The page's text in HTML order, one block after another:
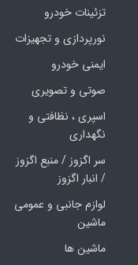
تزئینات خودرو
نورپردازی و تجهیزات
ایمنی خودرو
صوتی و تصویری
اسپری ، نظافتی و
نگهداری
سر اگزوز / منبع اگزوز
/ انبار اگزوز
لوازم جانبی و عمومی
ماشین
ماشین ها